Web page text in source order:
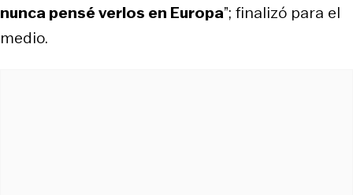
nunca pensé verlos en Europa”; finalizó para el
medio.